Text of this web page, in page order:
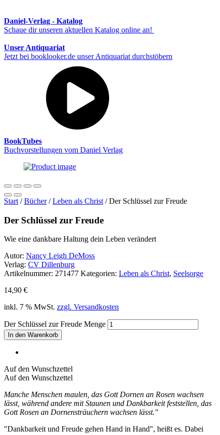
Daniel-Verlag - Katalog
Schaue dir unseren aktuellen Katalog online an!
Unser Antiquariat
Jetzt bei booklooker.de unser Antiquariat durchstöbern
BookTubes
Buchvorstellungen vom Daniel Verlag
Start /Bücher/Leben als Christ / Der Schlüssel zur Freude
Der Schlüssel zur Freude
Wie eine dankbare Haltung dein Leben verändert
Autor: Nancy Leigh DeMoss
Verlag: CV Dillenburg
Artikelnummer: 271477 Kategorien: Leben als Christ, Seelsorge
14,90 €
inkl. 7 % MwSt. zzgl. Versandkosten
Der Schlüssel zur Freude Menge
In den Warenkorb
Auf den Wunschzettel
Auf den Wunschzettel
Manche Menschen maulen, das Gott Dornen an Rosen wachsen
lässt, während andere mit Staunen und Dankbarkeit feststellen, das
Gott Rosen an Dornensträuchern wachsen lässt."
"Dankbarkeit und Freude gehen Hand in Hand", heißt es. Dabei